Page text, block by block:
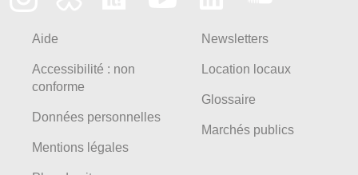
Aide
Accessibilité : non
conforme
Données personnelles
Mentions légales
Newsletters
Location locaux
Glossaire
Marchés publics